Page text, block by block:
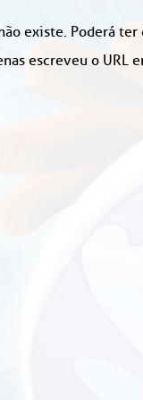
existe. Poderá
escreveu o URL